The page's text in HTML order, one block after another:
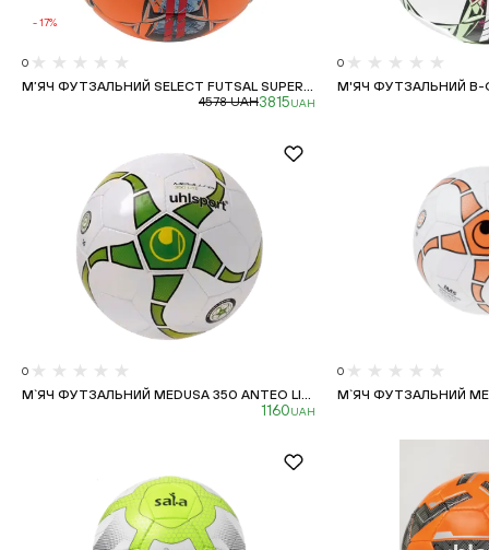
0
-17%
М’ЯЧ ФУТЗАЛЬНИЙ SELECT FUTSAL SUPER...
3815UAH
4578 UAH
0
М'ЯЧ ФУТЗАЛЬНИЙ B-
0
М`ЯЧ ФУТЗАЛЬНИЙ MEDUSA 350 ANTEO LI...
1160UAH
0
М`ЯЧ ФУТЗАЛЬНИЙ